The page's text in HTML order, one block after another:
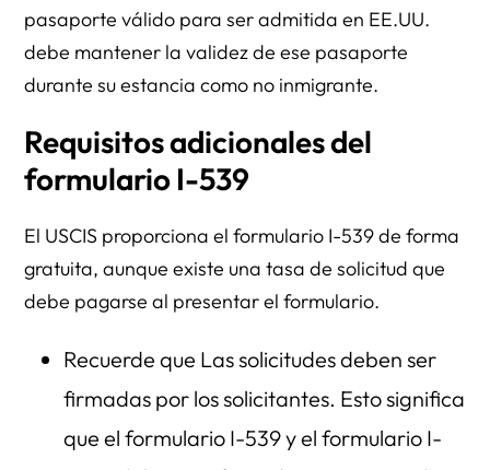
pasaporte válido para ser admitida en EE.UU.
debe mantener la validez de ese pasaporte
durante su estancia como no inmigrante.
Requisitos adicionales del
formulario I-539
El USCIS proporciona el formulario I-539 de forma
gratuita, aunque existe una tasa de solicitud que
debe pagarse al presentar el formulario.
Recuerde que Las solicitudes deben ser
firmadas por los solicitantes. Esto significa
que el formulario I-539 y el formulario I-